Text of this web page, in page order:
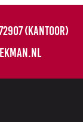
(kantoor)